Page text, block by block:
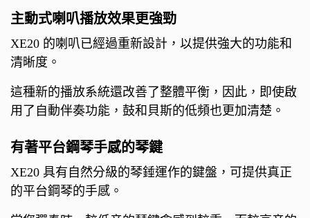
主動式喇叭播放效果更強勁
XE20 的喇叭已經過重新設計，以提供強大的功能和
清晰度。
這種新的播放系統還改善了整體平衡，因此，即使啟
用了自動伴奏功能，鼓和貝斯的低頻也更加清楚。
有著平台鋼琴手感的琴鍵
XE20 具有自然分級的琴錘運作的鍵盤，可提供真正
的平台鋼琴的手感。